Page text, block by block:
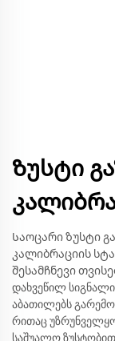
Ზუსტი
Საოცარი ზუსტი
კალიბრაციის
შესამჩნევი
დახვეწილ
აბათილებს
რითაც
საშუალო